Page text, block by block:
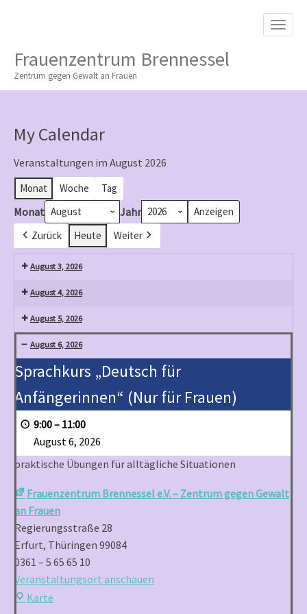
M
Frauenzentrum Brennessel
Zentrum gegen Gewalt an Frauen
My Calendar
Veranstaltungen im August 2026
Monat Woche Tag
Monat Jahr
Zurück Heute Weiter
August 3, 2026
August 4, 2026
August 5, 2026
August 6, 2026
Sprachkurs
„Deutsch
für
Anfängerinnen“
für
Frauen)
Sprachkurs „Deutsch für
Anfängerinnen“ (Nur für Frauen)
9:00– 11:00
August 6, 2026
praktische Übungen für alltägliche Situationen
Frauenzentrum Brennessel e.V. – Zentrum gegen Gewalt
an Frauen
Regierungsstraße 28
Erfurt, Thüringen 99084
0361 – 5 65 65 10
Veranstaltungsort anschauen
Karte